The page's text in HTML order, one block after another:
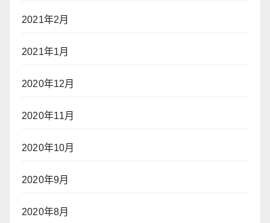
2021年2月
2021年1月
2020年12月
2020年11月
2020年10月
2020年9月
2020年8月